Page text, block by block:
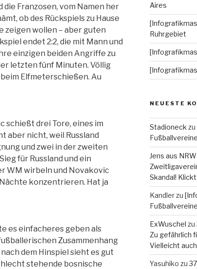
die Franzosen, vom Namen her
ob des Rückspiels zu Hause
zeigen wollen – aber guten
endet 2:2, die mit Mann und
einzigen beiden Angriffe zu
letzten fünf Minuten. Völlig
Elfmeterschießen. Au
schießt drei Tore, eines im
aber nicht, weil Russland
und zwei in der zweiten
für Russland und ein
WM wirbeln und Novakovic
konzentrieren. Hat ja
es einfacheres geben als
Zusammenhang
dem Hinspiel sieht es gut
stehende bosnische
Aires
Ruhrgebiet
NEUESTE
Stadioneck zu
Jens aus NRW
Skandal!
Kandlerzu
ExWuschel zu
Zu gefährlich
Vielleicht
Yasuhiko zu